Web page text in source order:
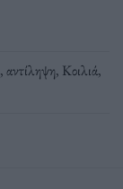
,αντίληψη, Κοιλιά,